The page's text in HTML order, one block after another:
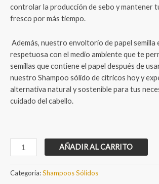
controlar la producción de sebo y mantener
fresco por más tiempo.
Además, nuestro envoltorio de papel semilla
respetuosa con el medio ambiente que te
semillas que contiene el papel después de
nuestro Shampoo sólido de cítricos hoy y
alternativa natural y sostenible para tus
cuidado del cabello.
Shampoo
Sólido
de
Cítricos
AÑADIR AL CARRITO
Categoría:Shampoos Sólidos